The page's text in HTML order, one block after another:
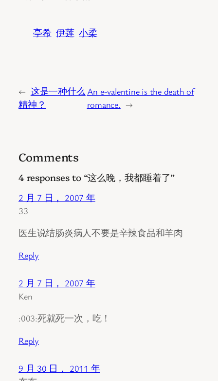
亭希 伊莲 小柔
← 这是一种什么
精神？
An e-valentine is the death of
romance. →
Comments
4 responses to “这么晚，我都睡着了”
2 月 7 日， 2007 年
33
医生说结肠炎病人不要是辛辣食品和羊肉
Reply
2 月 7 日， 2007 年
Ken
:003:死就死一次，吃！
Reply
9 月 30 日， 2011 年